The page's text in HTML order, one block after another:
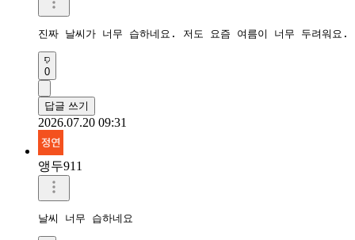
진짜 날씨가 너무 습하네요. 저도 요즘 여름이 너무 두려워요.
0
답글 쓰기
2026.07.20 09:31
앵두911
날씨 너무 습하네요